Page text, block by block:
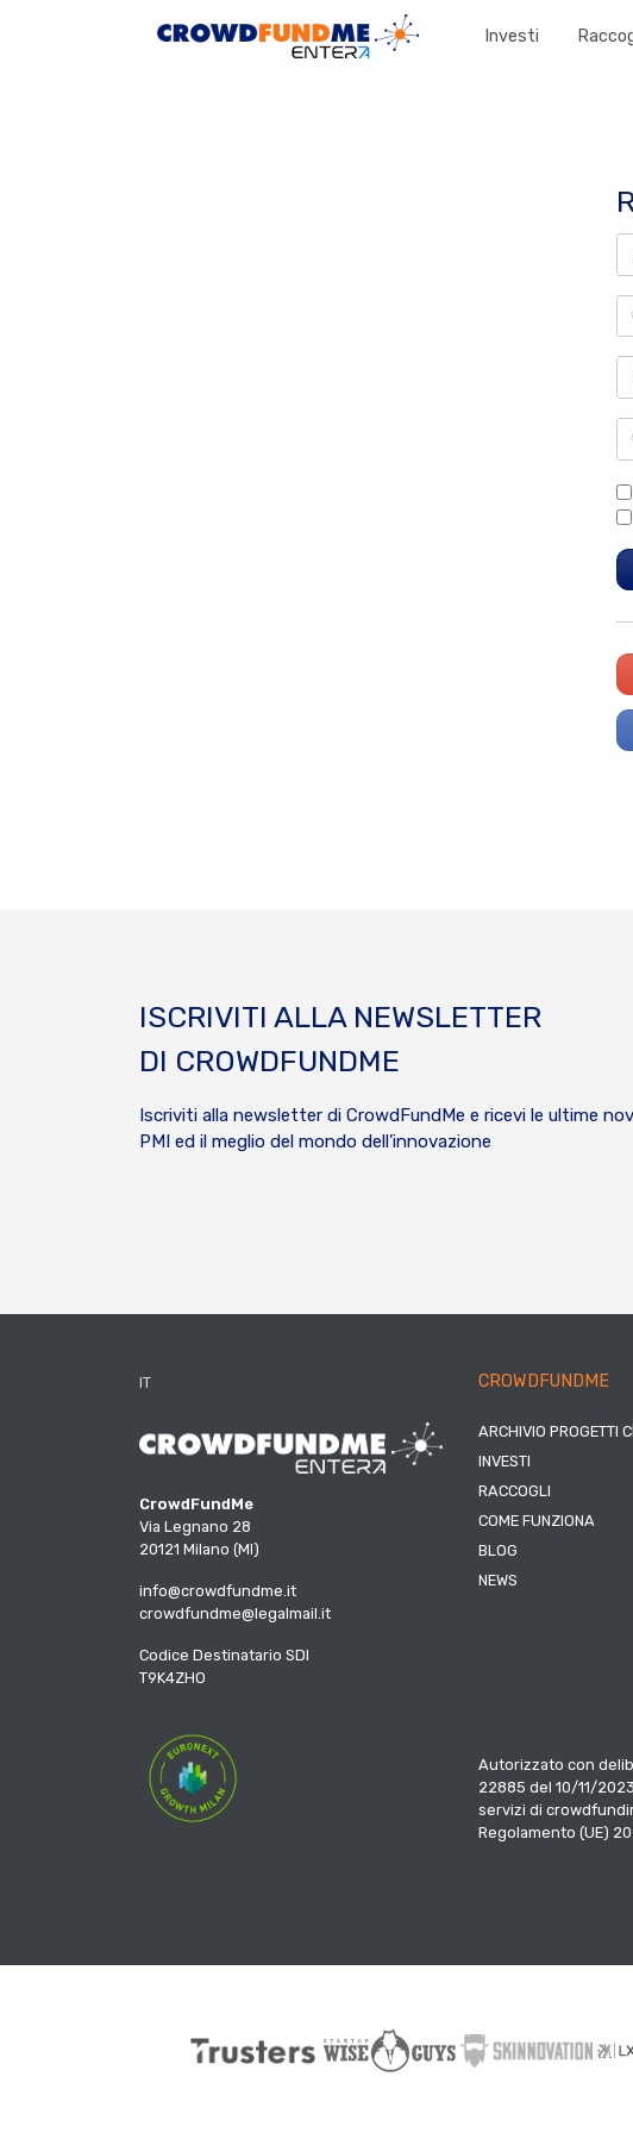
Investi
ISCRIVITI ALLA NEWSLETTER
DI CROWDFUNDME
Iscriviti alla newsletter di CrowdFundMe e ricevi le ultime
PMI ed il meglio del mondo dell’innovazione
IT
CrowdFundMe
Via Legnano 28
20121 Milano (MI)
info@crowdfundme.it
crowdfundme@legalmail.it
Codice Destinatario SDI
T9K4ZHO
CROWDFUNDME
ARCHIVIO PROGETTI
INVESTI
RACCOGLI
COME FUNZIONA
BLOG
NEWS
Autorizzato con
22885 del 10/11/
servizi di
Regolamento (UE)